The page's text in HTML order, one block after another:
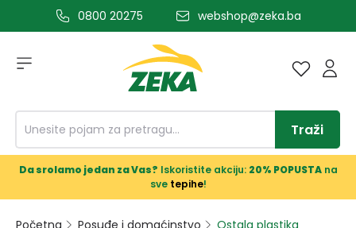
glavni sadržaj0800 20275 webshop@zeka.ba
Traži
Da srolamo jedan za Vas? Iskoristite akciju: 20% POPUSTAna
sve tepihe!
Početna Posuđe i domaćinstvo Ostala plastika